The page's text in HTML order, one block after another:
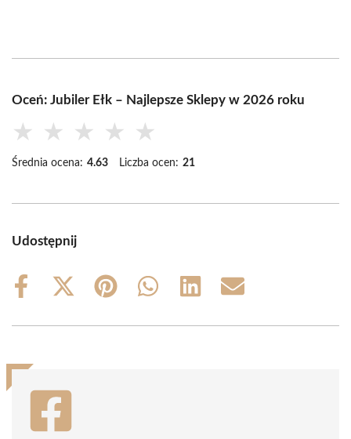
Oceń: Jubiler Ełk – Najlepsze Sklepy w 2026 roku
★ ★ ★ ★ ★
Średnia ocena: 4.63 Liczba ocen: 21
Udostępnij
Share
Share
(Twitter)
Share
Share
Share
Share